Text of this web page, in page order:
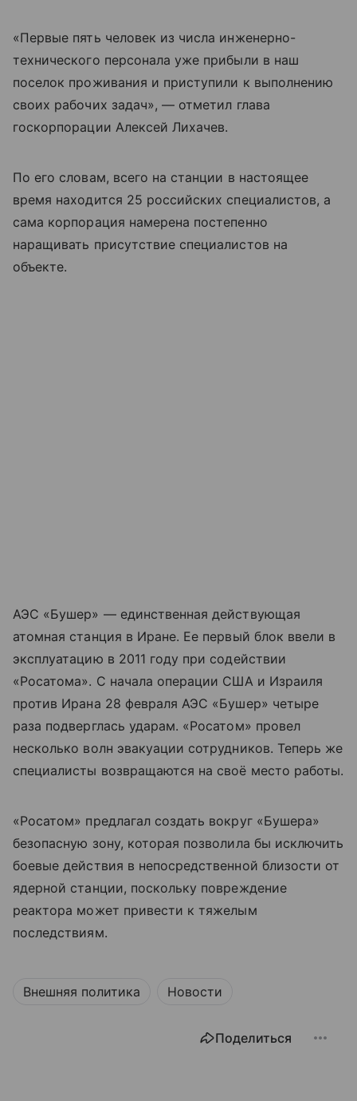
«Первые пять человек из числа инженерно-
технического персонала уже прибыли в наш
поселок проживания и приступили к выполнению
своих рабочих задач», — отметил глава
госкорпорации Алексей Лихачев.
По его словам, всего на станции в настоящее
время находится 25 российских специалистов, а
сама корпорация намерена постепенно
наращивать присутствие специалистов на
объекте.
АЭС «Бушер» — единственная действующая
атомная станция в Иране. Ее первый блок ввели в
эксплуатацию в 2011 году при содействии
«Росатома». С начала операции США и Израиля
против Ирана 28 февраля АЭС «Бушер» четыре
раза подверглась ударам. «Росатом» провел
несколько волн эвакуации сотрудников. Теперь же
специалисты возвращаются на своё место работы.
«Росатом» предлагал создать вокруг «Бушера»
безопасную зону, которая позволила бы исключить
боевые действия в непосредственной близости от
ядерной станции, поскольку повреждение
реактора может привести к тяжелым
последствиям.
Внешняя политика Новости
Поделиться